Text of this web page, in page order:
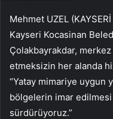
Mehmet UZEL (KAYSERİ
Kayseri Kocasinan
Çolakbayrakdar,
etmeksizin her alanda
“Yatay mimariye uygun
bölgelerin imar edilmesi
sürdürüyoruz.”